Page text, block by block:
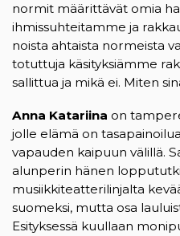
normit määrittävät omia
ihmissuhteitamme ja
noista ahtaista normeista
totuttuja käsityksiämme
sallittua ja mikä ei. Miten
Anna Katariina on
jolle elämä on
vapauden kaipuun välillä.
alunperin hänen
musiikkiteatterilinjalta
suomeksi, mutta osa
Esityksessä kuullaan